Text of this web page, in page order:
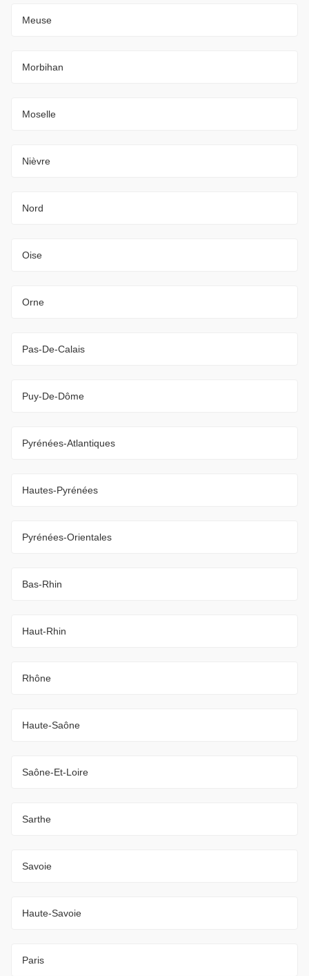
Meuse
Morbihan
Moselle
Nièvre
Nord
Oise
Orne
Pas-De-Calais
Puy-De-Dôme
Pyrénées-Atlantiques
Hautes-Pyrénées
Pyrénées-Orientales
Bas-Rhin
Haut-Rhin
Rhône
Haute-Saône
Saône-Et-Loire
Sarthe
Savoie
Haute-Savoie
Paris